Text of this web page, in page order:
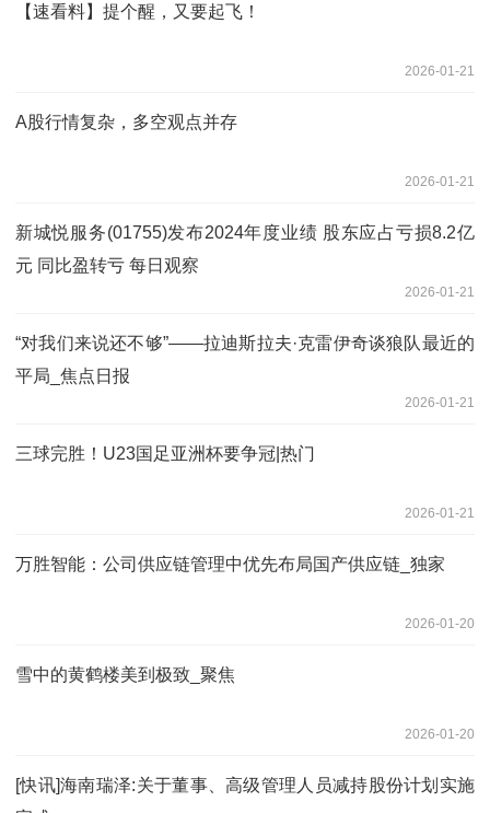
【速看料】提个醒，又要起飞！
2026-01-21
A股行情复杂，多空观点并存
2026-01-21
新城悦服务(01755)发布2024年度业绩 股东应占亏损8.2亿
元 同比盈转亏 每日观察
2026-01-21
“对我们来说还不够”——拉迪斯拉夫·克雷伊奇谈狼队最近的
平局_焦点日报
2026-01-21
三球完胜！U23国足亚洲杯要争冠|热门
2026-01-21
万胜智能：公司供应链管理中优先布局国产供应链_独家
2026-01-20
雪中的黄鹤楼美到极致_聚焦
2026-01-20
[快讯]海南瑞泽:关于董事、高级管理人员减持股份计划实施